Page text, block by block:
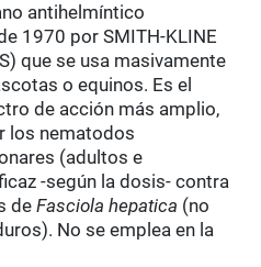
antihelmíntico
1970 por SMITH-KLINE
que se usa masivamente
o equinos. Es el
de acción más amplio,
los nematodos
(adultos e
-según la dosis- contra
deFasciola hepatica (no
No se emplea en la